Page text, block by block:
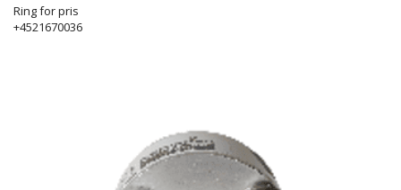
Ring for pris
+4521670036